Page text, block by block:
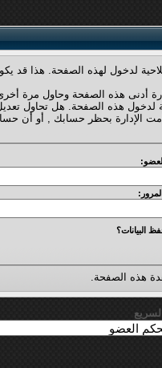
لدخول لهذه الصفحة. هذا قد
أدنى هذه الصفحة وحاول مرة
لدخول هذه الصفحة. هل تحاول
الإدارة بحظر حسابك , أو أن
البيانات؟
هذه الصفحة.